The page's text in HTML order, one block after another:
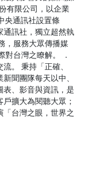
有限公司，以企業
央通訊社設置條
通訊社，獨立超然執
，服務大眾傳播媒
台灣之瞭解。 ．
。 秉持「正確、
聞團隊每天以中、
、影音與資訊，是
擴大為閱聽大眾；
台灣之眼，世界之